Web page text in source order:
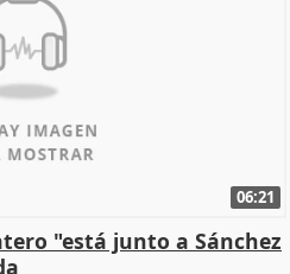
06:21
"está junto a Sánchez